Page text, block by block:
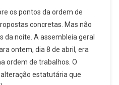
Desportivo
Das
Aves:
Assembleia
Geral,
Impasse
os pontos da ordem de
concretas. Mas não
da noite. A assembleia geral
ontem, dia 8 de abril, era
ordem de trabalhos. O
estatutária que